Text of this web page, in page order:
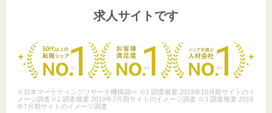
求人サイトです
※日本マーケティングリサーチ機構調べ ※1 調査概要:2019年10月期サイトのイ
メージ調査※2 調査概要:2019年7月期サイトのイメージ調査 ※3 調査概要:2019
年7月期サイトのイメージ調査